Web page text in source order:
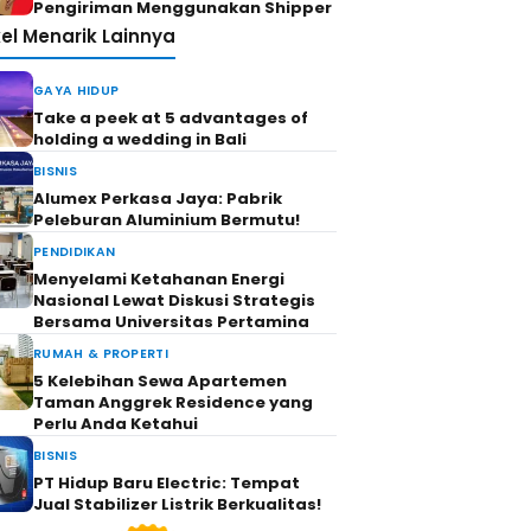
Pengiriman Menggunakan Shipper
Menarik Lainnya
GAYA HIDUP
Take a peek at 5 advantages of
holding a wedding in Bali
BISNIS
Alumex Perkasa Jaya: Pabrik
Peleburan Aluminium Bermutu!
PENDIDIKAN
Menyelami Ketahanan Energi
Nasional Lewat Diskusi Strategis
Bersama Universitas Pertamina
RUMAH & PROPERTI
5 Kelebihan Sewa Apartemen
Taman Anggrek Residence yang
Perlu Anda Ketahui
BISNIS
PT Hidup Baru Electric: Tempat
Jual Stabilizer Listrik Berkualitas!